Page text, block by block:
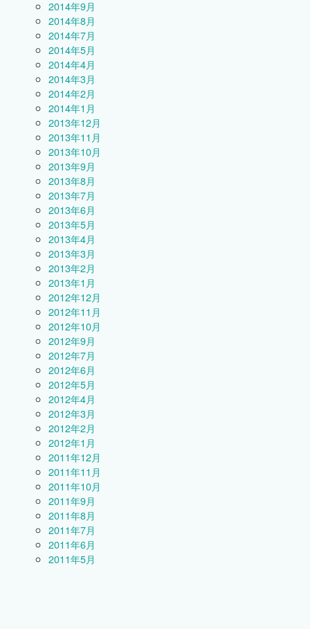
2014年9月
2014年8月
2014年7月
2014年5月
2014年4月
2014年3月
2014年2月
2014年1月
2013年12月
2013年11月
2013年10月
2013年9月
2013年8月
2013年7月
2013年6月
2013年5月
2013年4月
2013年3月
2013年2月
2013年1月
2012年12月
2012年11月
2012年10月
2012年9月
2012年7月
2012年6月
2012年5月
2012年4月
2012年3月
2012年2月
2012年1月
2011年12月
2011年11月
2011年10月
2011年9月
2011年8月
2011年7月
2011年6月
2011年5月